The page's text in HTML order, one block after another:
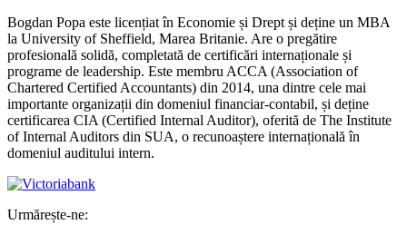
Bogdan Popa este licențiat în Economie și Drept și deține un MBA
la University of Sheffield, Marea Britanie. Are o pregătire
profesională solidă, completată de certificări internaționale și
programe de leadership. Este membru ACCA (Association of
Chartered Certified Accountants) din 2014, una dintre cele mai
importante organizații din domeniul financiar-contabil, și deține
certificarea CIA (Certified Internal Auditor), oferită de The Institute
of Internal Auditors din SUA, o recunoaștere internațională în
domeniul auditului intern.
Urmărește-ne: